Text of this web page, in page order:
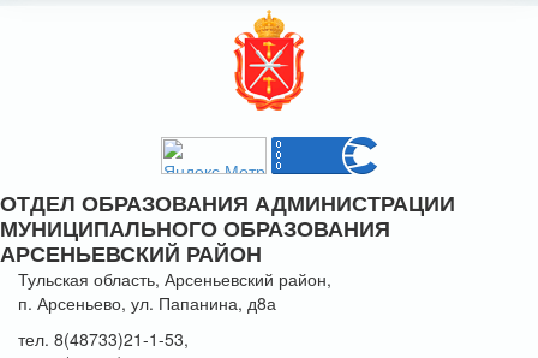
ОТДЕЛ ОБРАЗОВАНИЯ АДМИНИСТРАЦИИ
МУНИЦИПАЛЬНОГО ОБРАЗОВАНИЯ
АРСЕНЬЕВСКИЙ РАЙОН
Тульская область, Арсеньевский район,
п. Арсеньево, ул. Папанина, д8а
тел. 8(48733)21-1-53,